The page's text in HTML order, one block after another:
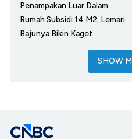
Penampakan Luar Dalam
Rumah Subsidi 14 M2, Lemari
Bajunya Bikin Kaget
SHOW